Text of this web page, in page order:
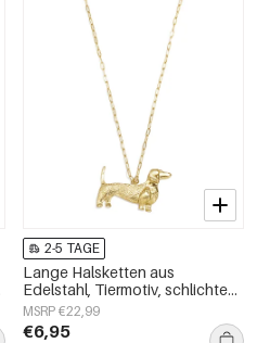
2-5 TAGE
Lange Halsketten aus
Edelstahl, Tiermotiv, schlichte
Alltags-Serie, Damenschmuck
MSRP €22,99
€6,95